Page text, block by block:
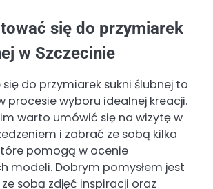
się do przymiarek
w Szczecinie
do przymiarek sukni ślubnej to
procesie wyboru idealnej kreacji.
warto umówić się na wizytę w
i zabrać ze sobą kilka
pomogą w ocenie
modeli. Dobrym pomysłem jest
sobą zdjęć inspiracji oraz